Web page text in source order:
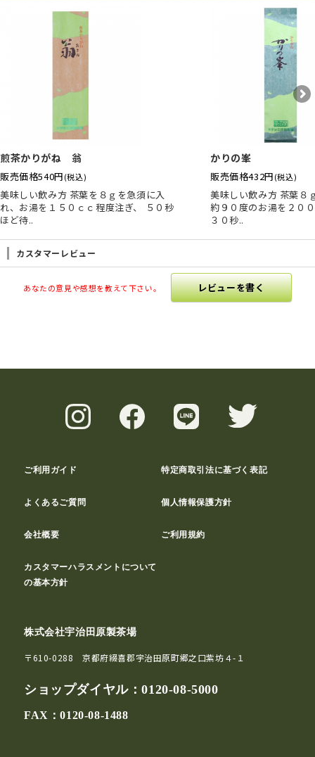
煎茶かりがね 翁
販売価格540円(税込)
美味しい飲み方 茶葉を８ｇを急須に入
れ、お湯を１５０ｃｃ程度注ぎ、 ５０秒
ほど待..
かりの峯
販売価格432円(税込)
美味しい飲み方 茶葉８
約９０度のお湯を２０
３０秒..
カスタマーレビュー
あなたの意見や感想を教えて下さい。 レビューを書く
ご利用ガイド 特定商取引法に基づく表記
よくあるご質問 個人情報保護方針
会社概要 ご利用規約
カスタマーハラスメントについて
の基本方針
株式会社宇治田原製茶場
〒610-0288 京都府綴喜郡宇治田原町郷之口紫坊４-１
ショップダイヤル：0120-08-5000
FAX：0120-08-1488